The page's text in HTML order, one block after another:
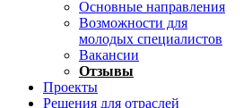
Основные направления
Возможности для
молодых специалистов
Вакансии
Отзывы
Проекты
Решения для отраслей